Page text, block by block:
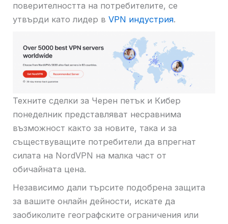
поверителността на потребителите, се
утвърди като лидер в VPN индустрия.
Техните сделки за Черен петък и Кибер
понеделник представляват несравнима
възможност както за новите, така и за
съществуващите потребители да впрегнат
силата на NordVPN на малка част от
обичайната цена.
Независимо дали търсите подобрена защита
за вашите онлайн дейности, искате да
заобиколите географските ограничения или